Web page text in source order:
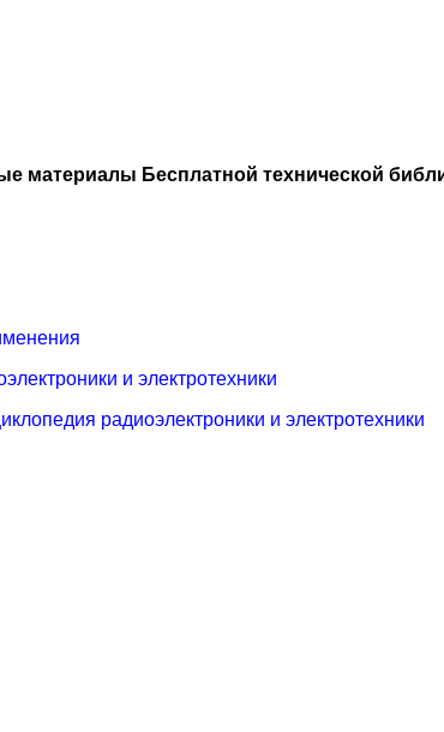
материалы Бесплатной технической
и электротехники
радиоэлектроники и электротехники